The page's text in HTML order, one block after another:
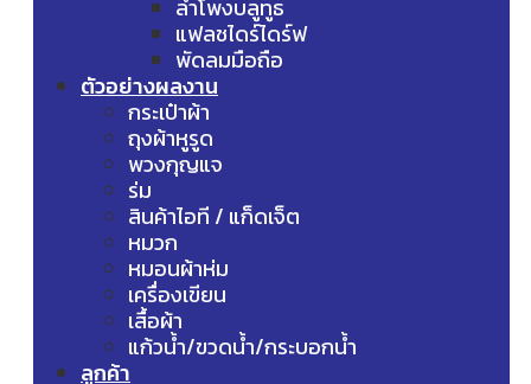
ลำโพงบลูทูธ
แฟลชไดร์ไดร์ฟ
พัดลมมือถือ
ตัวอย่างผลงาน
กระเป๋าผ้า
ถุงผ้าหูรูด
พวงกุญแจ
ร่ม
สินค้าไอที / แก็ดเจ็ต
หมวก
หมอนผ้าห่ม
เครื่องเขียน
เสื้อผ้า
แก้วน้ำ/ขวดน้ำ/กระบอกน้ำ
ลูกค้า